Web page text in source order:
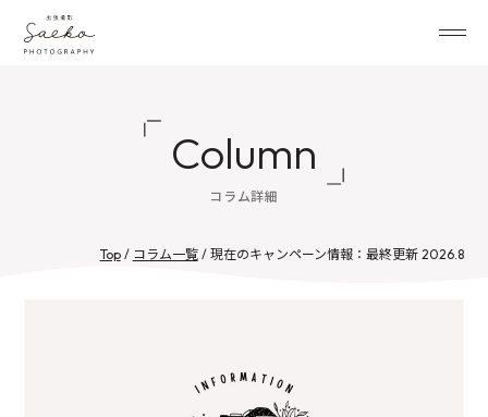
Column
コラム詳細
Top/ コラム一覧/ 現在のキャンペーン情報：最終更新 2026.8